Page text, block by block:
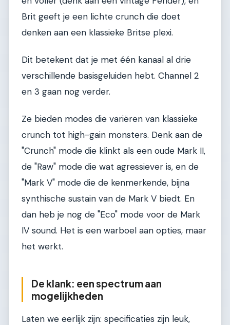
Brit geeft je een lichte crunch die doet
denken aan een klassieke Britse plexi.
Dit betekent dat je met één kanaal al drie
verschillende basisgeluiden hebt. Channel 2
en 3 gaan nog verder.
Ze bieden modes die variëren van klassieke
crunch tot high-gain monsters. Denk aan de
"Crunch" mode die klinkt als een oude Mark II,
de "Raw" mode die wat agressiever is, en de
"Mark V" mode die de kenmerkende, bijna
synthische sustain van de Mark V biedt. En
dan heb je nog de "Eco" mode voor de Mark
IV sound. Het is een warboel aan opties, maar
het werkt.
De klank: een spectrum aan
mogelijkheden
Laten we eerlijk zijn: specificaties zijn leuk,